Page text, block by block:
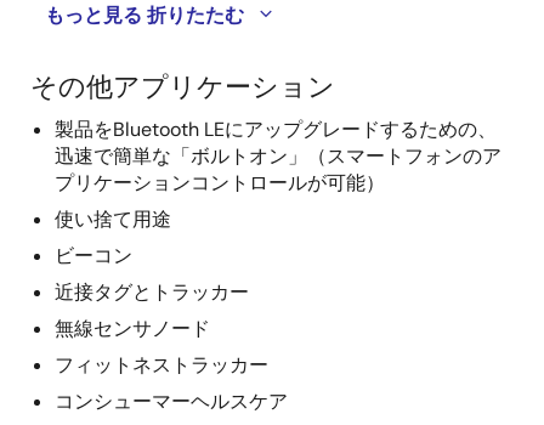
もっと見る 折りたたむ
その他アプリケーション
製品をBluetooth LEにアップグレードするための、
迅速で簡単な「ボルトオン」（スマートフォンのア
プリケーションコントロールが可能）
使い捨て用途
ビーコン
近接タグとトラッカー
無線センサノード
フィットネストラッカー
コンシューマーヘルスケア